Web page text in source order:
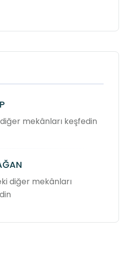
mekânları keşfedin
diğer mekânları